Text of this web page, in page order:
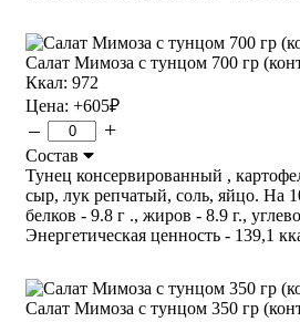
Салат Мимоза с тунцом 700 гр
Ккал: 972
Цена: +605₽
– +
Состав
Тунец консервированный ,
сыр, лук репчатый, соль, яйцо. На
белков - 9.8 г ., жиров - 8.9 г.,
Энергетическая ценность - 139,1
Салат Мимоза с тунцом 350 гр